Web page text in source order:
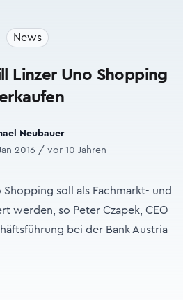
News
Linzer Uno Shopping
Neubauer
2016 / vor 10 Jahren
Shopping soll als Fachmarkt- und
werden, so Peter Czapek, CEO
bei der Bank Austria